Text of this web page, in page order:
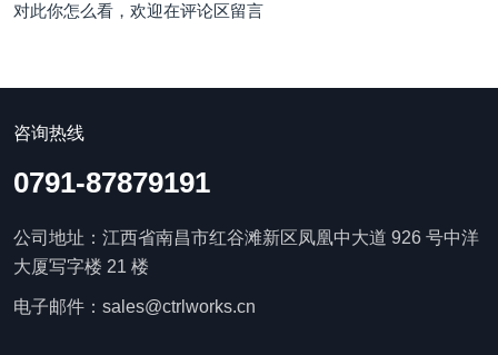
对此你怎么看，欢迎在评论区留言
咨询热线
0791-87879191
公司地址：江西省南昌市红谷滩新区凤凰中大道 926 号中洋
大厦写字楼 21 楼
电子邮件：sales@ctrlworks.cn